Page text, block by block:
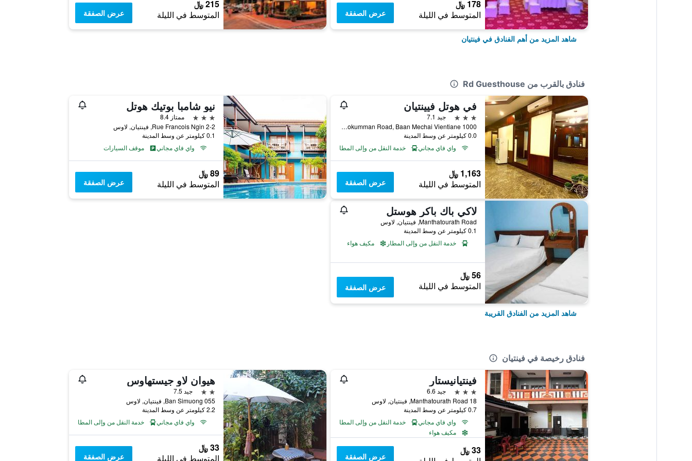
178 ﷼
المتوسط في الليلة عرض الصفقة
215 ﷼
المتوسط في الليلة عرض الصفقة
شاهد المزيد من أهم الفنادق في فينتيان
فنادق بالقرب من Rd Guesthouse
في هوتل فيينتيان
3 نجوم
جيد 7.1
1000 Norkeokumman Road, Baan Mechai Vientiane, فينتيان, لاوس
0.0 كيلومتر عن وسط المدينة
واي فاي مجاني
خدمة النقل من وإلى المطار
1,163 ﷼
المتوسط في الليلة عرض الصفقة
نيو شامبا بوتيك هوتل
3 نجوم
ممتاز 8.4
2-2 Rue Francois Ngin, فينتيان, لاوس
0.1 كيلومتر عن وسط المدينة
واي فاي مجاني
موقف السيارات
89 ﷼
المتوسط في الليلة عرض الصفقة
لاكي باك باكر هوستل
Manthatourath Road, فينتيان, لاوس
0.1 كيلومتر عن وسط المدينة
خدمة النقل من وإلى المطار
مكيف هواء
56 ﷼
المتوسط في الليلة عرض الصفقة
شاهد المزيد من الفنادق القريبة
فنادق رخيصة في فينتيان
فينتيانيستار
3 نجوم
جيد 6.6
18 Manthatourath Road, فينتيان, لاوس
0.7 كيلومتر عن وسط المدينة
واي فاي مجاني
خدمة النقل من وإلى المطار
مكيف هواء
33 ﷼
عرض الصفقة
هيوان لاو جيستهاوس
2 نجمتين
جيد 7.5
055 Ban Simuong, فينتيان, لاوس
2.2 كيلومتر عن وسط المدينة
واي فاي مجاني
خدمة النقل من وإلى المطار
33 ﷼
المتوسط في الليلة عرض الصفقة